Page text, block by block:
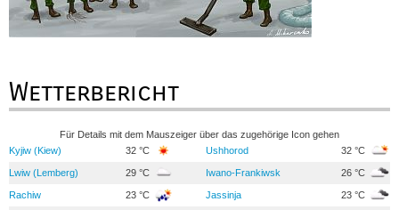
Wetterbericht
Für Details mit dem Mauszeiger über das zugehörige Icon gehen
Kyjiw (Kiew)
32 °C Ushhorod 32 °C
Lwiw (Lemberg) 29 °C Iwano-Frankiwsk 26 °C
Rachiw 23 °C Jassinja 23 °C